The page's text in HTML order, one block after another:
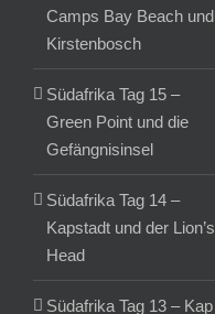
Camps Bay Beach und
Kirstenbosch
Südafrika Tag 15 –
Green Point und die
Gefängnisinsel
Südafrika Tag 14 –
Kapstadt und der Lion’s
Head
Südafrika Tag 13 – Kap